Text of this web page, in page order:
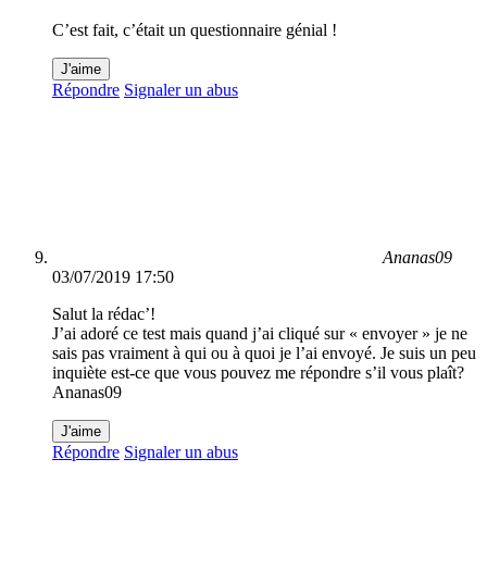
C’est fait, c’était un questionnaire génial !
J'aime
Répondre Signaler un abus
Ananas09
03/07/2019 17:50
Salut la rédac’!
J’ai adoré ce test mais quand j’ai cliqué sur « envoyer » je ne
sais pas vraiment à qui ou à quoi je l’ai envoyé. Je suis un peu
inquiète est-ce que vous pouvez me répondre s’il vous plaît?
Ananas09
J'aime
Répondre Signaler un abus